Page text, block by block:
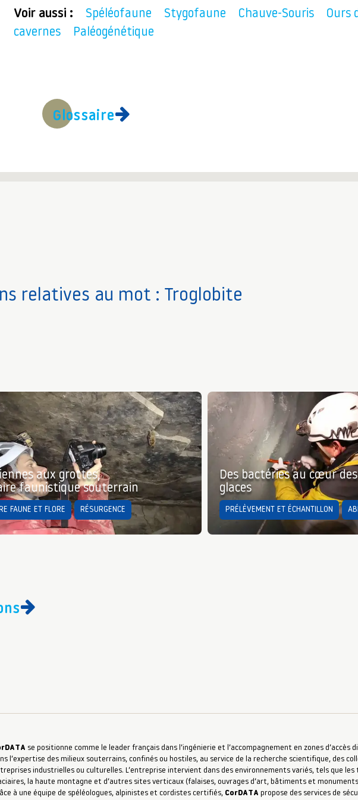
Voir aussi : Spéléofaune Stygofaune Chauve-Souris
Ours
cavernes
Paléogénétique
Glossaire
relatives au mot : Troglobite
aux grottes,
faunistique souterrain
FAUNE ET FLORE RÉSURGENCE
Des bactéries au cœur des
glaces
PRÉLÈVEMENT ET ÉCHANTILLON
se positionne comme le leader français dans l’ingénierie et l’accompagnement en zones d’accès
l’expertise des milieux souterrains, confinés ou hostiles, au service de la recherche scientifique, des
industrielles ou culturelles. L’entreprise intervient dans des environnements variés, tels que les
la haute montagne et d’autres sites verticaux (falaises, ouvrages d’art, bâtiments et
à une équipe de spéléologues, alpinistes et cordistes certifiés, CorDATA propose des services de